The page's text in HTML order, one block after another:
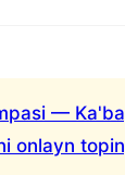
—
onlayn